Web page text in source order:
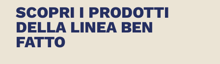
SCOPRI I PRODOTTI
DELLA LINEA BEN
FATTO